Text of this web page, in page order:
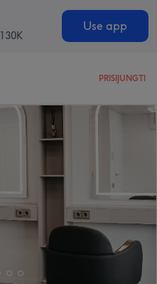
130K
Use app
PRISIJUNGTI